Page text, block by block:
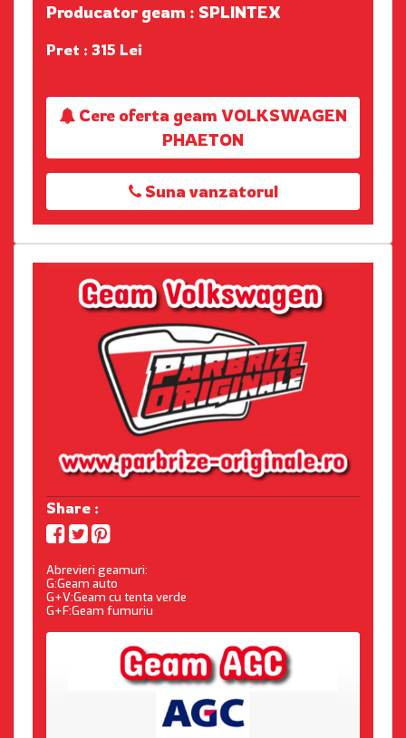
Producator geam : SPLINTEX
Pret : 315 Lei
Cere oferta geam VOLKSWAGEN
PHAETON
Suna vanzatorul
Share :
Abrevieri geamuri:
G:Geam auto
G+V:Geam cu tenta verde
G+F:Geam fumuriu